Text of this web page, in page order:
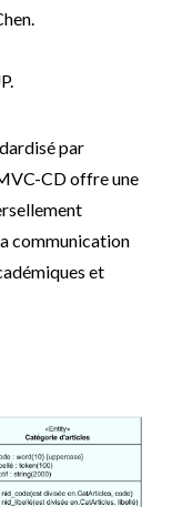
par
CD offre une
communication
et